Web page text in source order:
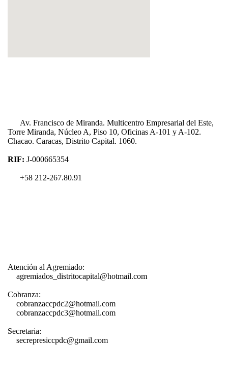
Av. Francisco de Miranda. Multicentro Empresarial del Este,
Torre Miranda, Núcleo A, Piso 10, Oficinas A-101 y A-102.
Chacao. Caracas, Distrito Capital. 1060.
RIF: J-000665354
+58 212-267.80.91
Atención al Agremiado:
agremiados_distritocapital@hotmail.com
Cobranza:
cobranzaccpdc2@hotmail.com
cobranzaccpdc3@hotmail.com
Secretaria:
secrepresiccpdc@gmail.com